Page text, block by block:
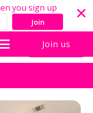
you sign up
Join
Join us